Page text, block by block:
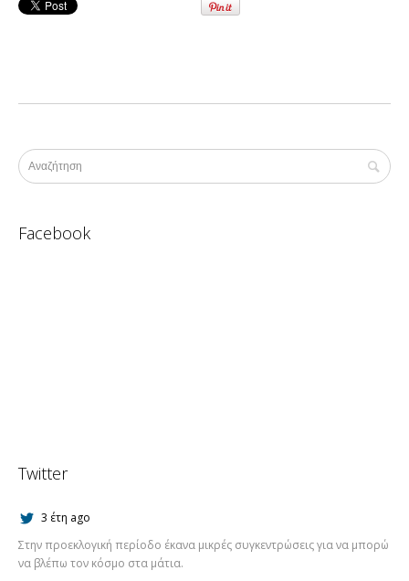
Facebook
Twitter
3 έτη ago
Στην προεκλογική περίοδο έκανα μικρές συγκεντρώσεις για να μπορώ
να βλέπω τον κόσμο στα μάτια.